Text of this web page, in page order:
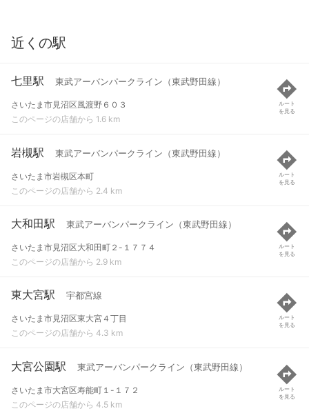
近くの駅
七里駅 東武アーバンパークライン（東武野田線）
さいたま市見沼区風渡野６０３
このページの店舗から 1.6 km
ルート
を見る
岩槻駅 東武アーバンパークライン（東武野田線）
さいたま市岩槻区本町
このページの店舗から 2.4 km
ルート
を見る
大和田駅 東武アーバンパークライン（東武野田線）
さいたま市見沼区大和田町２-１７７４
このページの店舗から 2.9 km
ルート
を見る
東大宮駅 宇都宮線
さいたま市見沼区東大宮４丁目
このページの店舗から 4.3 km
ルート
を見る
大宮公園駅 東武アーバンパークライン（東武野田線）
さいたま市大宮区寿能町１-１７２
このページの店舗から 4.5 km
ルート
を見る